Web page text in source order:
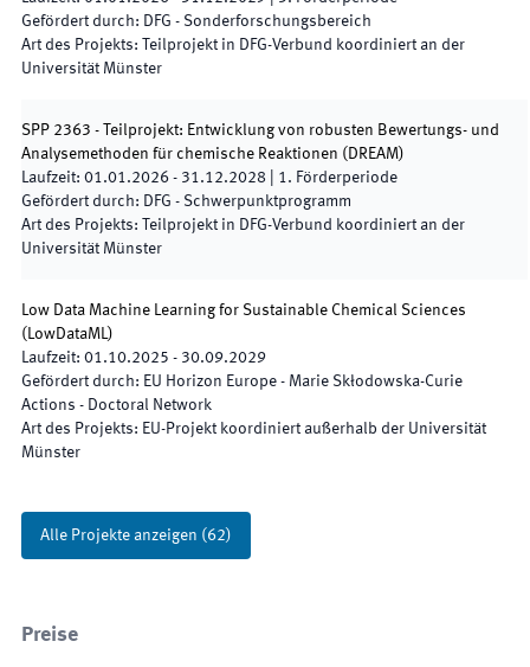
Gefördert durch: DFG - Sonderforschungsbereich
Art des Projekts:
Teilprojekt in DFG-Verbund koordiniert an der
Universität Münster
SPP 2363 - Teilprojekt: Entwicklung von robusten Bewertungs- und
Analysemethoden für chemische Reaktionen ( DREAM)
Laufzeit: 01.01.2026 - 31.12.2028 1. Förderperiode
Gefördert durch: DFG - Schwerpunktprogramm
Art des Projekts:
Teilprojekt in DFG-Verbund koordiniert an der
Universität Münster
Low Data Machine Learning for Sustainable Chemical Sciences
( LowDataML)
Laufzeit: 01.10.2025 - 30.09.2029
Gefördert durch: EU Horizon Europe - Marie Skłodowska-Curie
Actions - Doctoral Network
Art des Projekts: EU-Projekt koordiniert außerhalb der Universität
Münster
Alle Projekte anzeigen (62)
Preise